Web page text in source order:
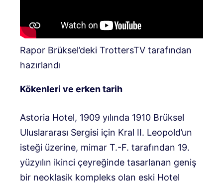
Rapor Brüksel’deki TrottersTV tarafından
hazırlandı
Kökenleri ve erken tarih
Astoria Hotel, 1909 yılında 1910 Brüksel
Uluslararası Sergisi için Kral II. Leopold’un
isteği üzerine, mimar T.-F. tarafından 19.
yüzyılın ikinci çeyreğinde tasarlanan geniş
bir neoklasik kompleks olan eski Hotel